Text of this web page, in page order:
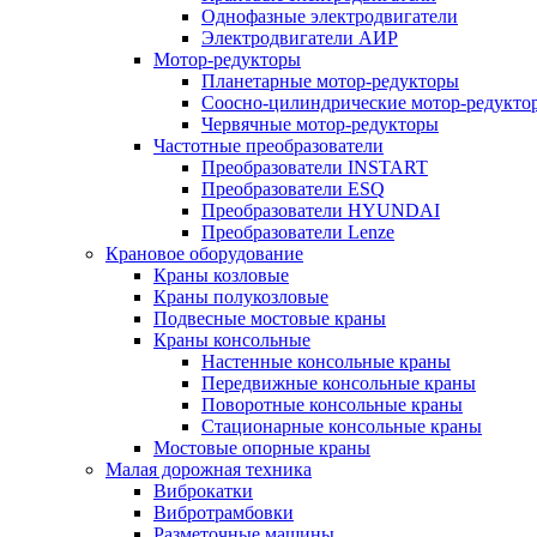
Однофазные электродвигатели
Электродвигатели АИР
Мотор-редукторы
Планетарные мотор-редукторы
Соосно-цилиндрические мотор-
Червячные мотор-редукторы
Частотные преобразователи
Преобразователи INSTART
Преобразователи ESQ
Преобразователи HYUNDAI
Преобразователи Lenze
Крановое оборудование
Краны козловые
Краны полукозловые
Подвесные мостовые краны
Краны консольные
Настенные консольные краны
Передвижные консольные краны
Поворотные консольные краны
Стационарные консольные краны
Мостовые опорные краны
Малая дорожная техника
Виброкатки
Вибротрамбовки